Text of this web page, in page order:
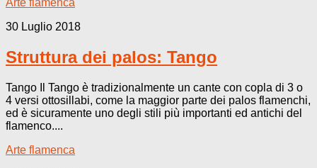
Arte flamenca
30 Luglio 2018
Struttura dei palos: Tango
Tango Il Tango è tradizionalmente un cante con copla di 3 o
4 versi ottosillabi, come la maggior parte dei palos flamenchi,
ed è sicuramente uno degli stili più importanti ed antichi del
flamenco....
Arte flamenca